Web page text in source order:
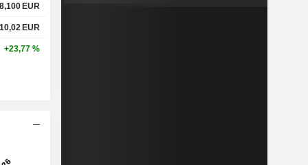
8,100 EUR
10,02 EUR
+23,77 %